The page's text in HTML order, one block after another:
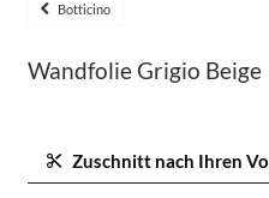
Botticino
Wandfolie Grigio Beige
Zuschnitt nach Ihren